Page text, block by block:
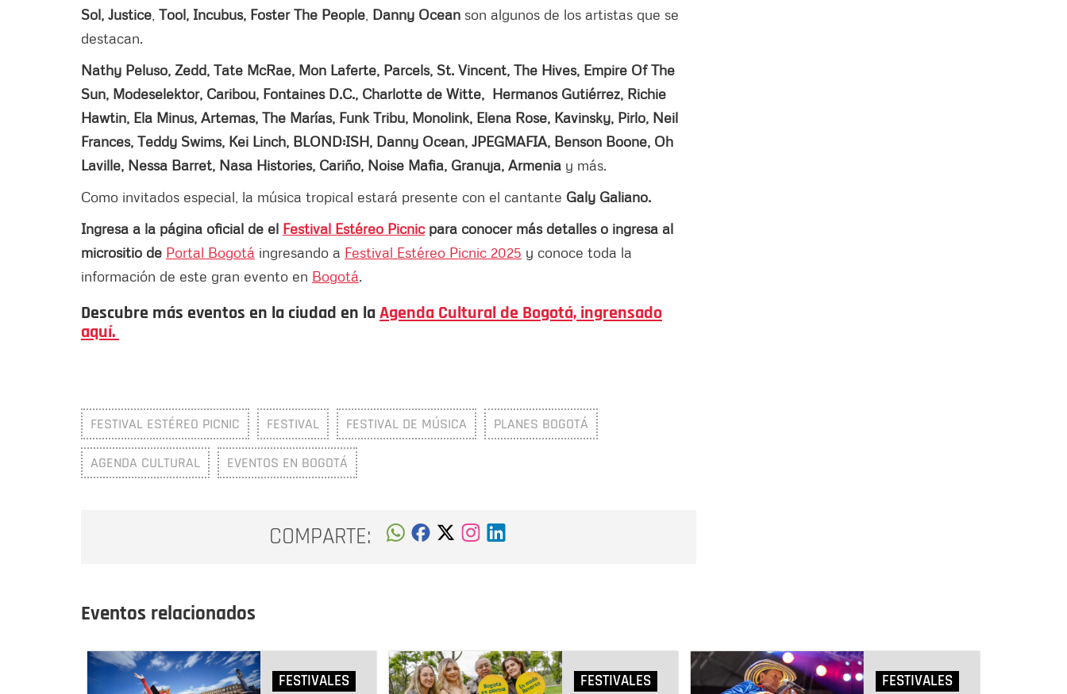
Sol, Justice Tool, Incubus, Foster The People Danny Ocean son algunos de los artistas que se
destacan.
Nathy Peluso, Zedd, Tate McRae, Mon Laferte, Parcels, St. Vincent, The Hives, Empire Of The
Sun, Modeselektor, Caribou, Fontaines D.C., Charlotte de Witte, Hermanos Gutiérrez, Richie
Hawtin, Ela Minus, Artemas, The Marías, Funk Tribu, Monolink, Elena Rose, Kavinsky, Pirlo, Neil
Frances, Teddy Swims, Kei Linch, BLOND:ISH, Danny Ocean, JPEGMAFIA, Benson Boone, Oh
Laville, Nessa Barret, Nasa Histories, Cariño, Noise Mafia, Granuja, Armenia y más.
Como invitados especial, la música tropical estará presente con el cantante Galy Galiano.
Ingresa a la página oficial de el Festival Estéreo Picnicpara conocer más detalles o ingresa al
micrositio de Portal Bogotá ingresando a Festival Estéreo Picnic 2025 y conoce toda la
información de este gran evento en Bogotá.
Descubre más eventos en la ciudad en laAgenda Cultural de Bogotá, ingrensado
aquí.
FESTIVAL ESTÉREO PICNIC FESTIVAL FESTIVAL DE MÚSICA PLANES BOGOTÁ
AGENDA CULTURAL EVENTOS EN BOGOTÁ
COMPARTE:
Eventos relacionados
FESTIVALES FESTIVALES FESTIVALES